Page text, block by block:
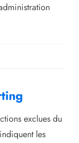
exclues du
les